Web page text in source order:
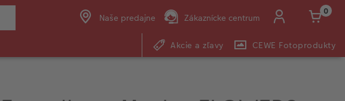
Naše predajne Zákaznícke centrum
0
Akcie a zľavy CEWE Fotoprodukty